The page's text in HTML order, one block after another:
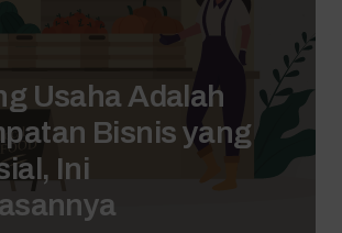
Usaha Adalah
Bisnis yang
Ini